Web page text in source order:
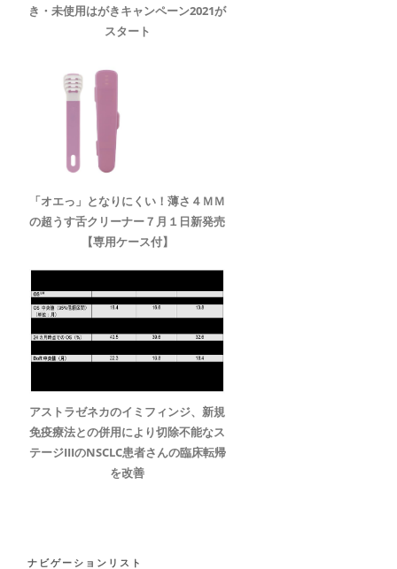
き・未使用はがきキャンペーン2021が
スタート
「オエっ」となりにくい！薄さ４ＭＭ
の超うす舌クリーナー７月１日新発売
【専用ケース付】
アストラゼネカのイミフィンジ、新規
免疫療法との併用により切除不能なス
テージIIIのNSCLC患者さんの臨床転帰
を改善
ナビゲーションリスト